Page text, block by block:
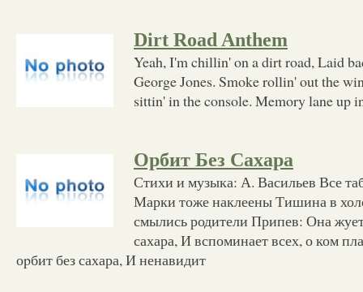
Dirt Road Anthem
Yeah, I'm chillin' on a dirt road, Laid
George Jones. Smoke rollin' out the
sittin' in the console. Memory lane up
Орбит Без Сахара
Стихи и музыка: А. Васильев Все
Марки тоже наклеены Тишина в
смылись родители Припев: Она
сахара, И вспоминает всех, о ком
оpбит без сахара, И ненавидит